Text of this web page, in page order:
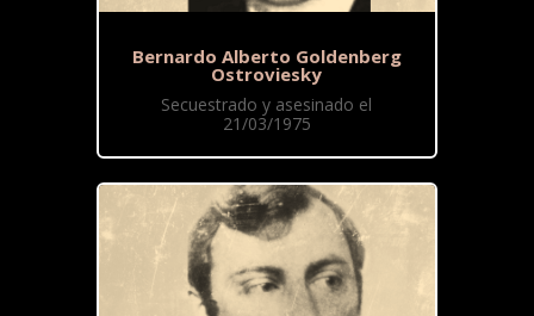
Bernardo Alberto Goldenberg
Ostroviesky
Secuestrado y asesinado el
21/03/1975